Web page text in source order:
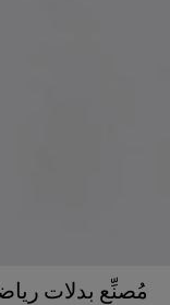
مُصنِّع بدلات